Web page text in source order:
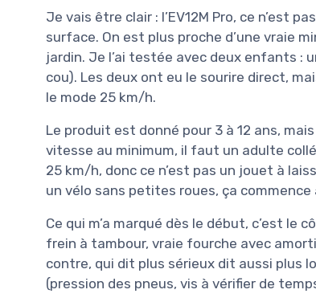
Je vais être clair : l’EV12M Pro, ce n’est
surface. On est plus proche d’une vraie
jardin. Je l’ai testée avec deux enfants :
cou). Les deux ont eu le sourire direct,
le mode 25 km/h.
Le produit est donné pour 3 à 12 ans,
vitesse au minimum, il faut un adulte
25 km/h, donc ce n’est pas un jouet à
un vélo sans petites roues, ça
Ce qui m’a marqué dès le début, c’est le
frein à tambour, vraie fourche avec
contre, qui dit plus sérieux dit aussi plus
(pression des pneus, vis à vérifier de